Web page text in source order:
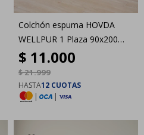
Colchón espuma HOVDA
WELLPUR 1 Plaza 90x200
GOLD Firme
$ 11.000
$21.999
HASTA12 CUOTAS
|
|